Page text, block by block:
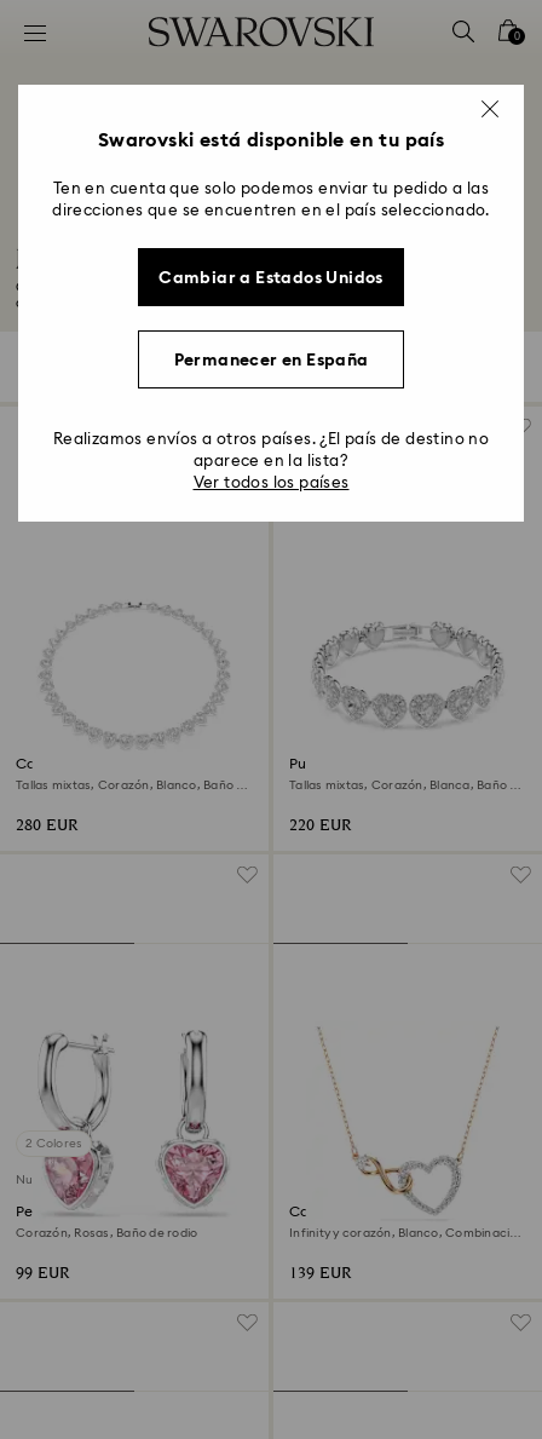
Accesskeys list
2 - Footer
4 - Search results
0
Joyas, figuras y charms de corazón
Celebra el amor con nuestra selección de joyas con corazones. Descubre
collares...
Filtros
Filtros
Collar Ariana Grande x
Swarovski
Tallas mixtas, Corazón, Blanco, Baño de
280 EUR
Pulsera Ariana Grande x
Swarovski
Tallas mixtas, Corazón, Blanca, Baño de
220 EUR
2 Colores
Nuevo
Pendientes Chroma
Corazón, Rosas, Baño de rodio
99 EUR
Collar Hyperbola
Infinity y corazón, Blanco, Combinación
139 EUR
Swarovski está disponible en tu país
Ten en cuenta que solo podemos enviar tu pedido a las
direcciones que se encuentren en el país seleccionado.
Cambiar a Estados Unidos
Permanecer en España
Realizamos envíos a otros países. ¿El país de destino no
aparece en la lista?
Ver todos los países